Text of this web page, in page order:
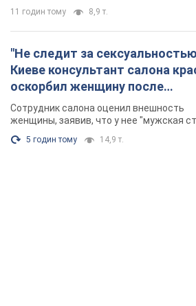
11 годин тому 8,9 т.
"Не следит за
Киеве консультант салона
оскорбил женщину после
химиотерапии, разгорелся
Фото
Сотрудник салона оценил внешность
женщины, заявив, что у нее "мужская
5 годин тому 14,9 т.